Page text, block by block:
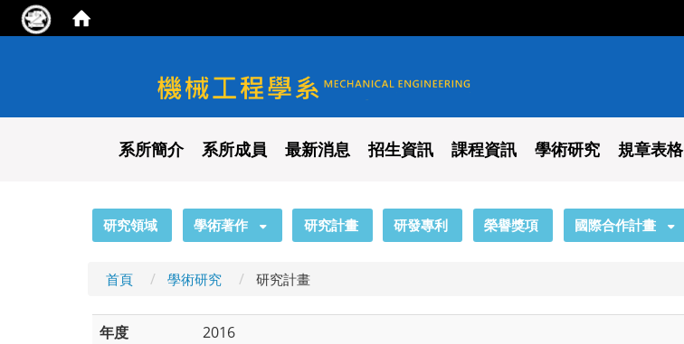
國立陽明交通大學 機械工程學系
系所簡介 系所成員 最新消息 招生資訊 課程資訊 學術研究 規章表格
研究領域 學術著作 研究計畫 研發專利 榮譽獎項 國際合作計畫
首頁 學術研究 研究計畫
年度
2016